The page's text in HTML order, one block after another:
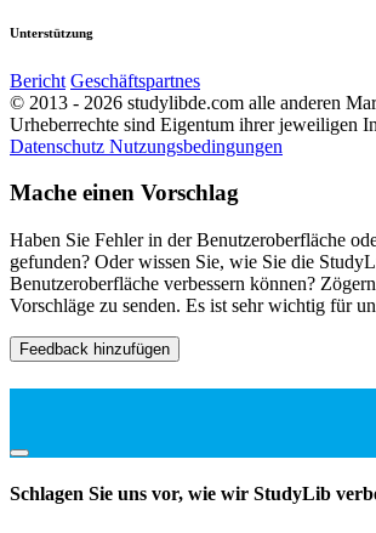
Unterstützung
Bericht Geschäftspartnes
© 2013 - 2026 studylibde.com alle anderen
Urheberrechte sind Eigentum ihrer jeweiligen
Datenschutz Nutzungsbedingungen
Mache einen Vorschlag
Haben Sie Fehler in der Benutzeroberfläche
gefunden? Oder wissen Sie, wie Sie die
Benutzeroberfläche verbessern können?
Vorschläge zu senden. Es ist sehr wichtig für
Feedback hinzufügen
Schlagen Sie uns vor, wie wir StudyLib